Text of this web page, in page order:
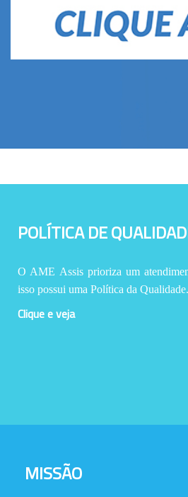
POLÍTICA DE
O AME Assis prioriza um
isso possui uma Política da Qualidade.
Clique e veja
MISSÃO